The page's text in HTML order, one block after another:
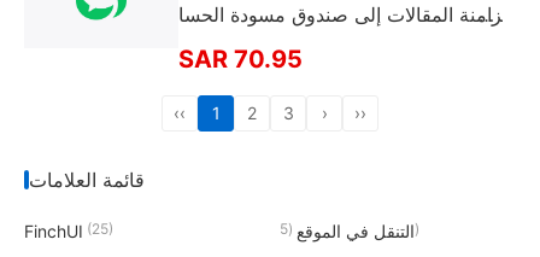
مزامنة المقالات إلى صندوق مسودة الحسا
ب العام ، والرد التلقائي وغيرها من الوظائ
ف)
SAR 70.95
‹‹ 1 2 3 › ››
قائمة العلامات
FinchUI (25) التنقل في الموقع(5)